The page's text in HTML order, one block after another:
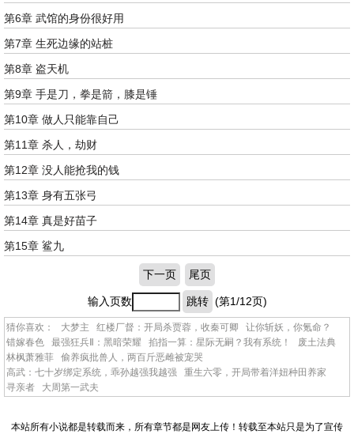
第6章 武馆的身份很好用
第7章 生死边缘的站桩
第8章 盗天机
第9章 手是刀，拳是箭，膝是锤
第10章 做人只能靠自己
第11章 杀人，劫财
第12章 没人能抢我的钱
第13章 身有五张弓
第14章 真是好苗子
第15章 鲨九
下一页 尾页
输入页数 跳转 (第1/12页)
猜你喜欢： 大梦主 红楼厂督：开局杀贾蓉，收秦可卿
让你斩妖，你氪命？
错嫁春色
最强狂兵Ⅱ：黑暗荣耀 掐指一算：星际无嗣？我有系统！
废土法典
林枫萧雅菲
偷养疯批兽人，两百斤恶雌被宠哭
高武：七十岁绑定系统，乖孙越强我越强
重生六零，开局带着洋妞种田养家
寻亲者
大周第一武夫
本站所有小说都是转载而来，所有章节都是网友上传！转载至本站只是为了宣传